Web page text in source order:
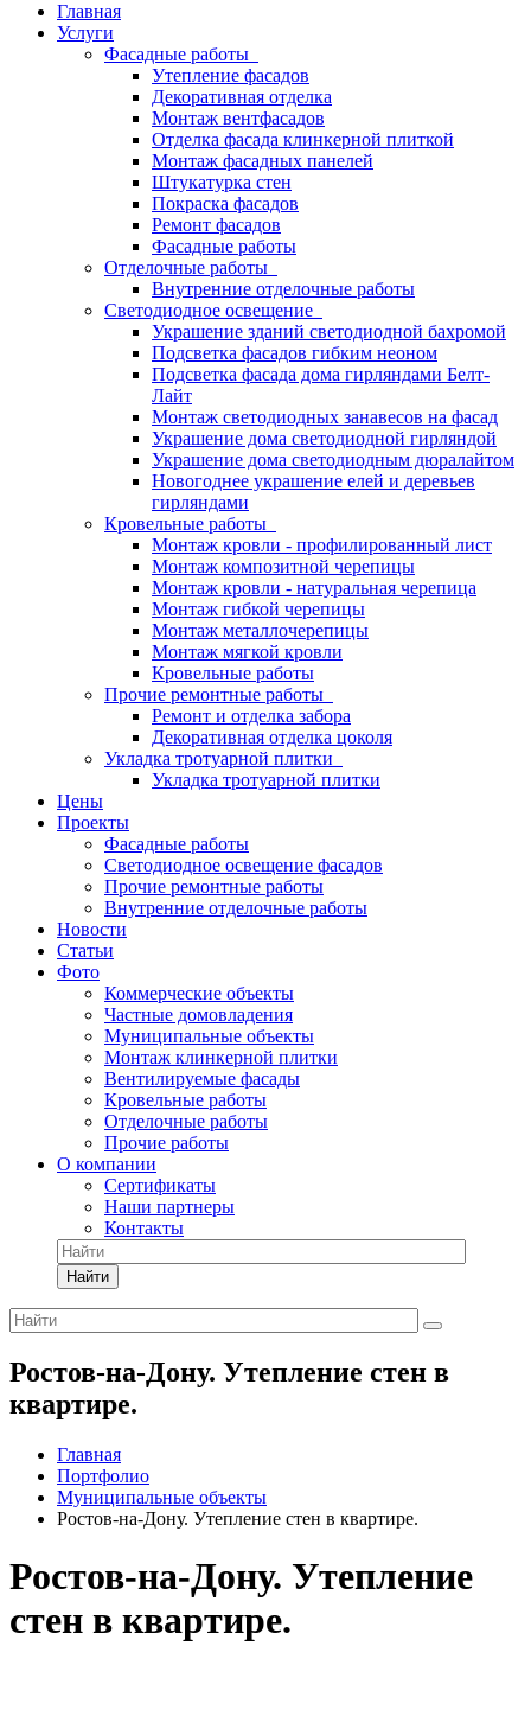
Главная
Услуги
Фасадные работы
Утепление фасадов
Декоративная отделка
Монтаж вентфасадов
Отделка фасада клинкерной плиткой
Монтаж фасадных панелей
Штукатурка стен
Покраска фасадов
Ремонт фасадов
Фасадные работы
Отделочные работы
Внутренние отделочные работы
Светодиодное освещение
Украшение зданий светодиодной бахромой
Подсветка фасадов гибким неоном
Подсветка фасада дома гирляндами Белт-
Лайт
Монтаж светодиодных занавесов на фасад
Украшение дома светодиодной гирляндой
Украшение дома светодиодным дюралайтом
Новогоднее украшение елей и деревьев
гирляндами
Кровельные работы
Монтаж кровли - профилированный лист
Монтаж композитной черепицы
Монтаж кровли - натуральная черепица
Монтаж гибкой черепицы
Монтаж металлочерепицы
Монтаж мягкой кровли
Кровельные работы
Прочие ремонтные работы
Ремонт и отделка забора
Декоративная отделка цоколя
Укладка тротуарной плитки
Укладка тротуарной плитки
Цены
Проекты
Фасадные работы
Светодиодное освещение фасадов
Прочие ремонтные работы
Внутренние отделочные работы
Новости
Статьи
Фото
Коммерческие объекты
Частные домовладения
Муниципальные объекты
Монтаж клинкерной плитки
Вентилируемые фасады
Кровельные работы
Отделочные работы
Прочие работы
О компании
Сертификаты
Наши партнеры
Контакты
Найти
Ростов-на-Дону. Утепление стен в
квартире.
Главная
Портфолио
Муниципальные объекты
Ростов-на-Дону. Утепление стен в квартире.
Ростов-на-Дону. Утепление
стен в квартире.